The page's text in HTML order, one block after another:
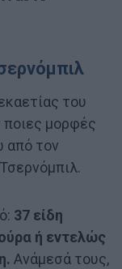
του
ποιες μορφές
από τον
37 είδη
ή εντελώς
Ανάμεσά τους,